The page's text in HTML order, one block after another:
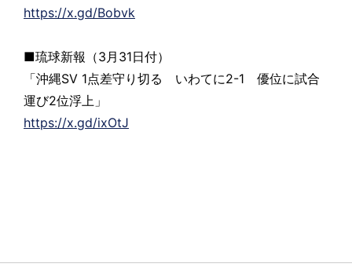
https://x.gd/Bobvk
■琉球新報（3月31日付）
「沖縄SV 1点差守り切る いわてに2-1 優位に試合
運び2位浮上」
https://x.gd/ixOtJ